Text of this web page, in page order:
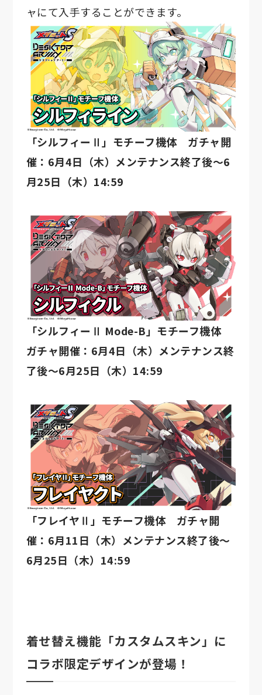
ャにて入手することができます。
「シルフィーⅡ」モチーフ機体 ガチャ開
催：6月4日（木）メンテナンス終了後～6
月25日（木）14:59
「シルフィーⅡ Mode-B」モチーフ機体
ガチャ開催：6月4日（木）メンテナンス終
了後～6月25日（木）14:59
「フレイヤⅡ」モチーフ機体 ガチャ開
催：6月11日（木）メンテナンス終了後～
6月25日（木）14:59
着せ替え機能「カスタムスキン」に
コラボ限定デザインが登場！